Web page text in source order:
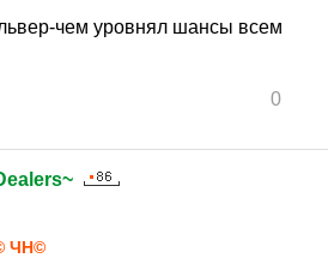
чем уровнял шансы всем
0
ЧН©